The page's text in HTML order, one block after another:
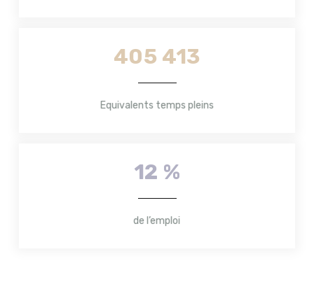
405 413
Equivalents temps pleins
12 %
de l’emploi